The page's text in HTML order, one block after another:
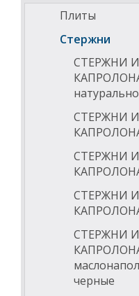
Плиты
Стержни
СТЕРЖНИ
СТЕРЖНИ
СТЕРЖНИ
СТЕРЖНИ
СТЕРЖНИ
черные